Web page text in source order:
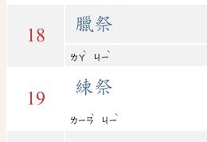
18
臘祭
ㄌㄚ
ˋ
ㄐㄧ
ˋ
19
練祭
ㄌㄧㄢ
ˋ
ㄐㄧ
ˋ